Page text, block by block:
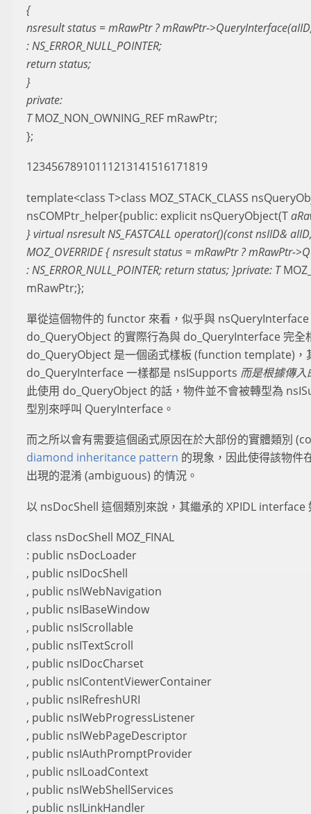
{
nsresult status = mRawPtr ? mRawPtr-
: NS_ERROR_NULL_POINTER;
return status;
}
private:
TMOZ_NON_OWNING_REF mRawPtr;
};
12345678910111213141516171819
template<class T>class MOZ_STACK_CLASS
nsCOMPtr_helper{public: explicit nsQueryObject(T
} virtual nsresult NS_FASTCALL operator()(const nsIID&
MOZ_OVERRIDE { nsresult status = mRawPtr ? mRawPtr-
: NS_ERROR_NULL_POINTER; return status; }private: T
mRawPtr;};
單從這個物件的 functor 來看，似乎與
do_QueryObject 的實際行為與 do_QueryInterface 完全
do_QueryObject 是一個函式樣板 (function template)，
do_QueryInterface 一樣都是 nsISupports 而是根據傳入
此使用 do_QueryObject 的話，物件並不會被轉型為
型別來呼叫 QueryInterface。
而之所以會有需要這個函式原因在於大部份的實體類別
diamond inheritance pattern 的現象，因此使得該物
出現的混淆 (ambiguous) 的情況。
以 nsDocShell 這個類別來說，其繼承的 XPIDL interface
class nsDocShell MOZ_FINAL
: public nsDocLoader
, public nsIDocShell
, public nsIWebNavigation
, public nsIBaseWindow
, public nsIScrollable
, public nsITextScroll
, public nsIDocCharset
, public nsIContentViewerContainer
, public nsIRefreshURI
, public nsIWebProgressListener
, public nsIWebPageDescriptor
, public nsIAuthPromptProvider
, public nsILoadContext
, public nsIWebShellServices
, public nsILinkHandler